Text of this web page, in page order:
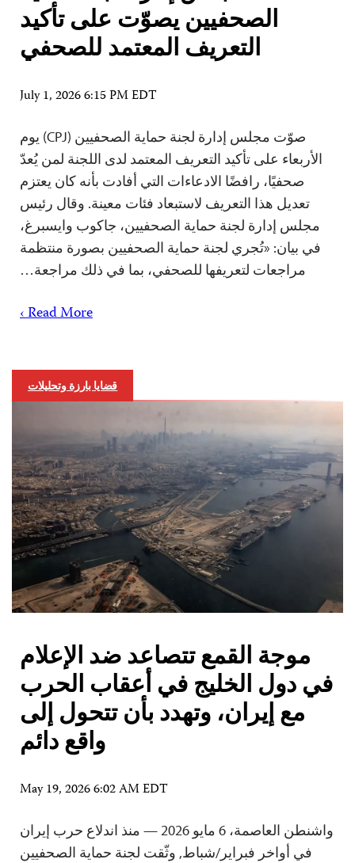
الصحفيين يصوّت على تأكيد
التعريف المعتمد للصحفي
July 1, 2026 6:15 PM EDT
صوّت مجلس إدارة لجنة حماية الصحفيين (CPJ) يوم
الأربعاء على تأكيد التعريف المعتمد لدى اللجنة لمن يُعدّ
صحفيًا، رافضًا الادعاءات التي أفادت بأنه كان يعتزم
تعديل هذا التعريف لاستبعاد فئات معينة. وقال رئيس
مجلس إدارة لجنة حماية الصحفيين، جاكوب وايسبرغ،
في بيان: «تُجري لجنة حماية الصحفيين بصورة منتظمة
مراجعات لتعريفها للصحفي، بما في ذلك مراجعة…
Read More ›
قضايا بارزة وتحليلات
موجة القمع تتصاعد ضد الإعلام
في دول الخليج في أعقاب الحرب
مع إيران، وتهدد بأن تتحول إلى
واقع دائم
May 19, 2026 6:02 AM EDT
واشنطن العاصمة، 6 مايو 2026 — منذ اندلاع حرب إيران
في أواخر فبراير/شباط, وثّقت لجنة حماية الصحفيين